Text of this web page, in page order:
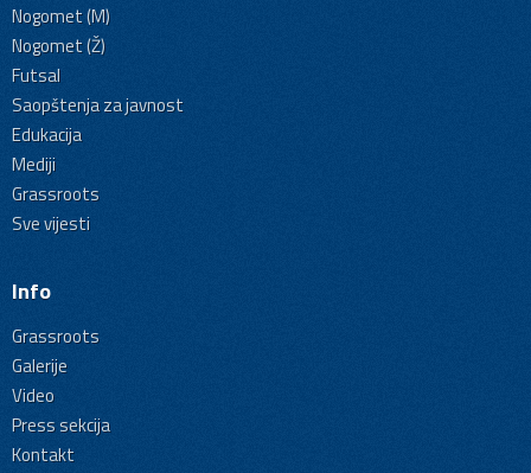
Nogomet (M)
Nogomet (Ž)
Futsal
Saopštenja za javnost
Edukacija
Mediji
Grassroots
Sve vijesti
Info
Grassroots
Galerije
Video
Press sekcija
Kontakt